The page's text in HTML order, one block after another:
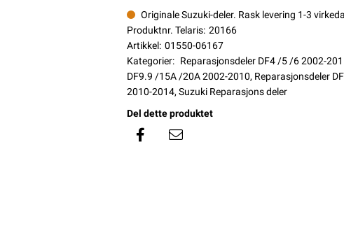
Originale Suzuki-deler. Rask levering 1-3
Produktnr. Telaris: 20166
Artikkel: 01550-06167
Kategorier: Reparasjonsdeler DF4 /5 /6 2002-
DF9.9 /15A /20A 2002-2010, Reparasjonsdeler
2010-2014, Suzuki Reparasjons deler
Del dette produktet